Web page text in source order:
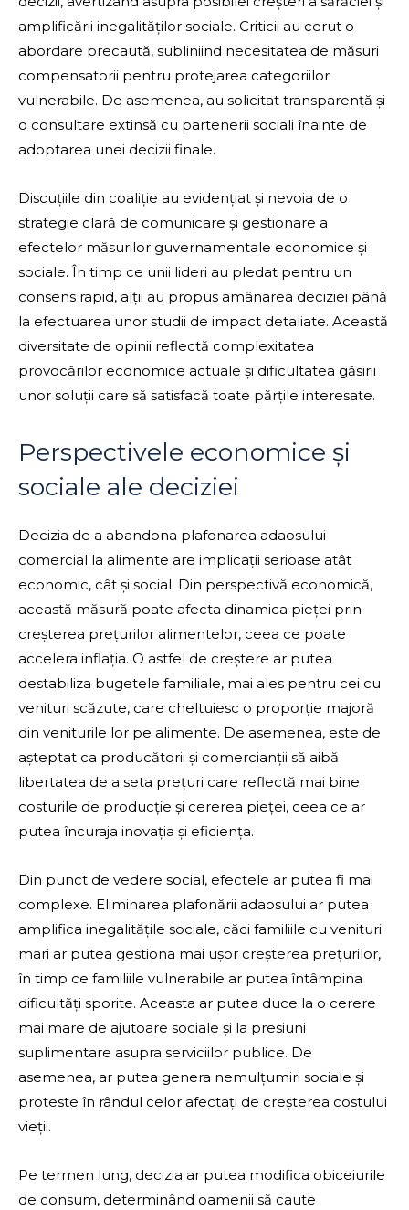
amplificării inegalităților sociale. Criticii au cerut o
abordare precaută, subliniind necesitatea de măsuri
compensatorii pentru protejarea categoriilor
vulnerabile. De asemenea, au solicitat transparență și
o consultare extinsă cu partenerii sociali înainte de
adoptarea unei decizii finale.
Discuțiile din coaliție au evidențiat și nevoia de o
strategie clară de comunicare și gestionare a
efectelor măsurilor guvernamentale economice și
sociale. În timp ce unii lideri au pledat pentru un
consens rapid, alții au propus amânarea deciziei până
la efectuarea unor studii de impact detaliate. Această
diversitate de opinii reflectă complexitatea
provocărilor economice actuale și dificultatea găsirii
unor soluții care să satisfacă toate părțile interesate.
Perspectivele economice și
sociale ale deciziei
Decizia de a abandona plafonarea adaosului
comercial la alimente are implicații serioase atât
economic, cât și social. Din perspectivă economică,
această măsură poate afecta dinamica pieței prin
creșterea prețurilor alimentelor, ceea ce poate
accelera inflația. O astfel de creștere ar putea
destabiliza bugetele familiale, mai ales pentru cei cu
venituri scăzute, care cheltuiesc o proporție majoră
din veniturile lor pe alimente. De asemenea, este de
așteptat ca producătorii și comercianții să aibă
libertatea de a seta prețuri care reflectă mai bine
costurile de producție și cererea pieței, ceea ce ar
putea încuraja inovația și eficiența.
Din punct de vedere social, efectele ar putea fi mai
complexe. Eliminarea plafonării adaosului ar putea
amplifica inegalitățile sociale, căci familiile cu venituri
mari ar putea gestiona mai ușor creșterea prețurilor,
în timp ce familiile vulnerabile ar putea întâmpina
dificultăți sporite. Aceasta ar putea duce la o cerere
mai mare de ajutoare sociale și la presiuni
suplimentare asupra serviciilor publice. De
asemenea, ar putea genera nemulțumiri sociale și
proteste în rândul celor afectați de creșterea costului
vieții.
Pe termen lung, decizia ar putea modifica obiceiurile
de consum, determinând oamenii să caute